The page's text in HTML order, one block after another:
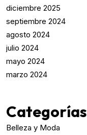
diciembre 2025
septiembre 2024
agosto 2024
julio 2024
mayo 2024
marzo 2024
Categorías
Belleza y Moda